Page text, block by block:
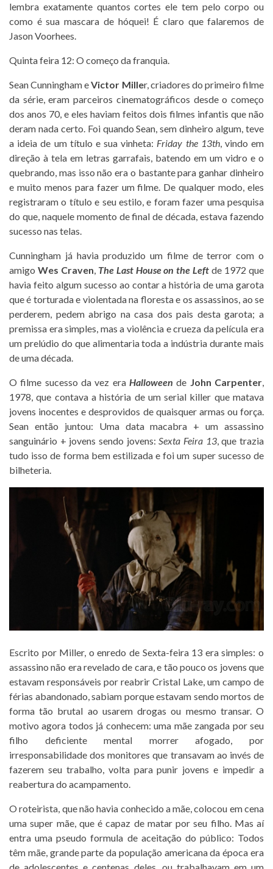
lembra exatamente quantos cortes ele tem pelo corpo ou
como é sua mascara de hóquei! É claro que falaremos de
Jason Voorhees.
Quinta feira 12: O começo da franquia.
Sean Cunningham eVictor Miller, criadores do primeiro filme
da série, eram parceiros cinematográficos desde o começo
dos anos 70, e eles haviam feitos dois filmes infantis que não
deram nada certo. Foi quando Sean, sem dinheiro algum, teve
a ideia de um título e sua vinheta: Friday the 13th, vindo em
direção à tela em letras garrafais, batendo em um vidro e o
quebrando, mas isso não era o bastante para ganhar dinheiro
e muito menos para fazer um filme. De qualquer modo, eles
registraram o título e seu estilo, e foram fazer uma pesquisa
do que, naquele momento de final de década, estava fazendo
sucesso nas telas.
Cunningham já havia produzido um filme de terror com o
amigo Wes Craven,The Last House on the Left de 1972 que
havia feito algum sucesso ao contar a história de uma garota
que é torturada e violentada na floresta e os assassinos, ao se
perderem, pedem abrigo na casa dos pais desta garota; a
premissa era simples, mas a violência e crueza da película era
um prelúdio do que alimentaria toda a indústria durante mais
de uma década.
O filme sucesso da vez era Halloween de John Carpenter,
1978, que contava a história de um serial killer que matava
jovens inocentes e desprovidos de quaisquer armas ou força.
Sean então juntou: Uma data macabra + um assassino
sanguinário + jovens sendo jovens: Sexta Feira 13, que trazia
tudo isso de forma bem estilizada e foi um super sucesso de
bilheteria.
Escrito por Miller, o enredo de Sexta-feira 13 era simples: o
assassino não era revelado de cara, e tão pouco os jovens que
estavam responsáveis por reabrir Cristal Lake, um campo de
férias abandonado, sabiam porque estavam sendo mortos de
forma tão brutal ao usarem drogas ou mesmo transar. O
motivo agora todos já conhecem: uma mãe zangada por seu
filho deficiente mental morrer afogado, por
irresponsabilidade dos monitores que transavam ao invés de
fazerem seu trabalho, volta para punir jovens e impedir a
reabertura do acampamento.
O roteirista, que não havia conhecido a mãe, colocou em cena
uma super mãe, que é capaz de matar por seu filho. Mas aí
entra uma pseudo formula de aceitação do público: Todos
têm mãe, grande parte da população americana da época era